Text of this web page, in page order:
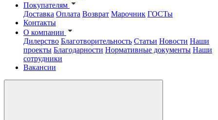
Покупателям
Доставка Оплата Возврат Марочник ГОСТы
Контакты
О компании
Дилерство Благотворительность Статьи Новости Наши
проекты Благодарности Нормативные документы Наши
сотрудники
Вакансии